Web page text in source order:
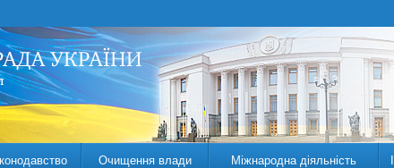
Очищення влади Міжнародна діяльність